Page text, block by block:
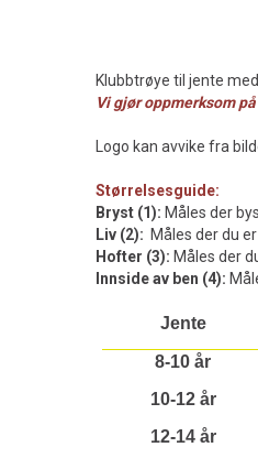
Klubbtrøye til jente
Vi gjør oppmerksom
Logo kan avvike fra
Størrelsesguide:
Bryst (1): Måles der
Liv (2): Måles der du
Hofter (3): Måles der
Innside av ben (4):
Jente
8-10 år
10-12 år
12-14 år